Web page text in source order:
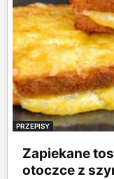
PRZEPISY
Zapiekane
otoczce z